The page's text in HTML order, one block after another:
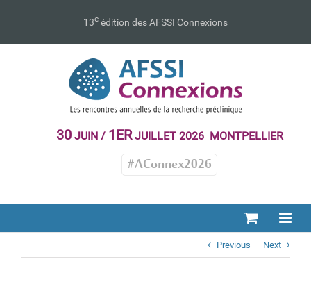
13e édition des AFSSI Connexions
30JUIN / 1ERJUILLET 2026 MONTPELLIER
#AConnex2026
Previous Next